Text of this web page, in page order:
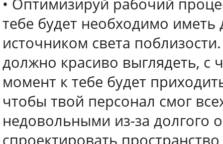
• Оптимизируй рабочий
тебе будет необходимо иметь
источником света
должно красиво выглядеть, с
момент к тебе будет
чтобы твой персонал смог
недовольными из-за долгого
спроектировать